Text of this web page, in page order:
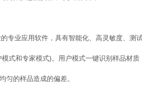
业应用软件，具有智能化、高灵敏度、测试
和专家模式)。用户模式一键识别样品材质
的样品造成的偏差。